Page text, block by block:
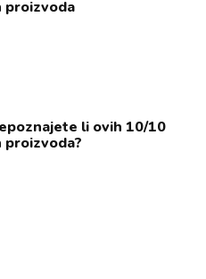
proizvoda
li ovih 10/10
proizvoda?